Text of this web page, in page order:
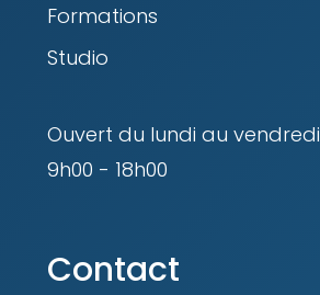
Formations
Studio
Ouvert du lundi au vendredi
9h00 - 18h00
Contact